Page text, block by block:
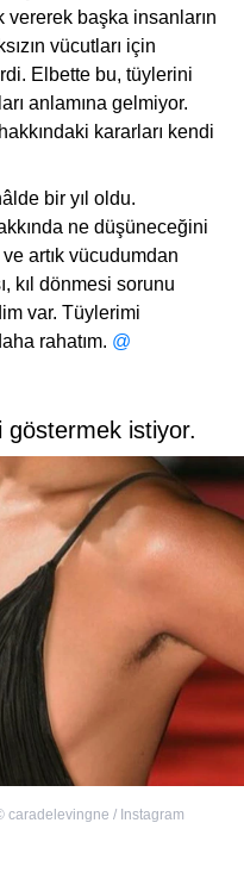
başka insanların
vücutları için
Elbette bu, tüylerini
anlamına gelmiyor.
kararları kendi
bir yıl oldu.
ne düşüneceğini
artık vücudumdan
kıl dönmesi sorunu
var. Tüylerimi
rahatım. @
göstermek istiyor.
caradelevingne / Instagram